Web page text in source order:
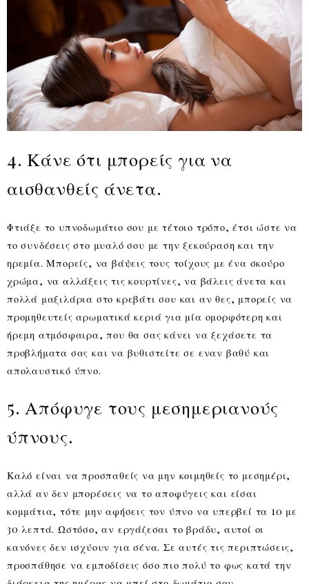
4. Κάνε ότι μπορείς για να
αισθανθείς άνετα.
Φτιάξε το υπνοδωμάτιο σου με τέτοιο τρόπο, έτσι ώστε να
το συνδέσεις στο μυαλό σου με την ξεκούραση και την
ηρεμία. Μπορείς, να βάψεις τους τοίχους με ένα σκούρο
χρώμα, να αλλάξεις τις κουρτίνες, να βάλεις άνετα και
πολλά μαξιλάρια στο κρεβάτι σου και αν θες, μπορείς να
προμηθευτείς αρωματικά κεριά για μία ομορφότερη και
ήρεμη ατμόσφαιρα, που θα σας κάνει να ξεχάσετε τα
προβλήματα σας και να βυθιστείτε σε εναν βαθύ και
απολαυστικό ύπνο.
5. Απόφυγε τους μεσημεριανούς
ύπνους.
Καλό είναι να προσπαθείς να μην κοιμηθείς το μεσημέρι,
αλλά αν δεν μπορέσεις να το αποφύγεις και είσαι
κομμάτια, τότε μην αφήσεις τον ύπνο να υπερβεί τα 10 με
30 λεπτά. Ωστόσο, αν εργάζεσαι το βράδυ, αυτοί οι
κανόνες δεν ισχύουν για σένα. Σε αυτές τις περιπτώσεις,
προσπάθησε να εμποδίσεις όσο πιο πολύ το φως κατά την